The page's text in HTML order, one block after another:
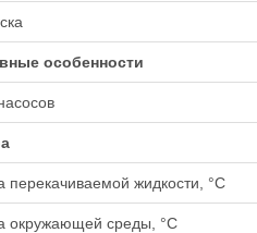
особенности
перекачиваемой жидкости, °С
окружающей среды, °С